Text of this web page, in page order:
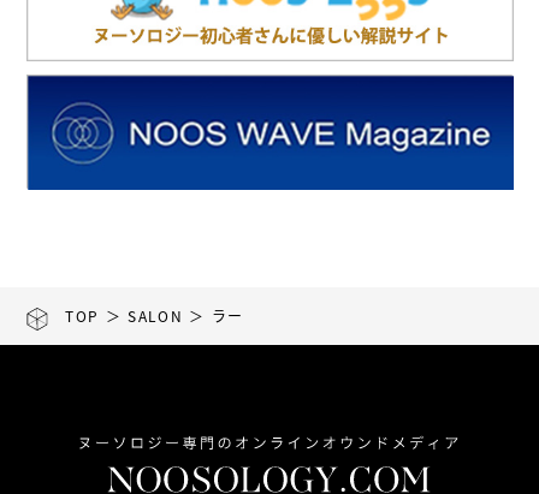
TOP ＞SALON ＞ ラー